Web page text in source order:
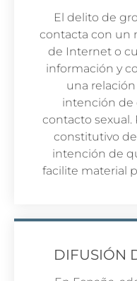
El delito de
contacta con un
de Internet o
información y
una
intención de
contacto sexual.
constitutivo
intención de
facilite material
DIFUSIÓN